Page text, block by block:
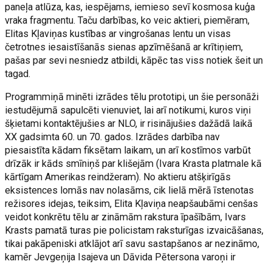
paneļa atlūza, kas, iespējams, iemieso sevī kosmosa kuģa
vraka fragmentu. Taču darbības, ko veic aktieri, piemēram,
Elitas Kļaviņas kustības ar vingrošanas lentu un visas
četrotnes iesaistīšanās sienas apzīmēšanā ar krītiņiem,
pašas par sevi nesniedz atbildi, kāpēc tas viss notiek šeit un
tagad.
Programmiņā minēti izrādes tēlu prototipi, un šie personāži
iestudējumā sapulcēti vienuviet, lai arī notikumi, kuros viņi
šķietami kontaktējušies ar NLO, ir risinājušies dažādā laikā
XX gadsimta 60. un 70. gados. Izrādes darbība nav
piesaistīta kādam fiksētam laikam, un arī kostīmos varbūt
drīzāk ir kāds smīniņš par klišejām (Ivara Krasta platmale kā
kārtīgam Amerikas reindžeram). No aktieru atšķirīgās
eksistences lomās nav nolasāms, cik lielā mērā īstenotas
režisores idejas, teiksim, Elita Kļaviņa neapšaubāmi cenšas
veidot konkrētu tēlu ar zināmām rakstura īpašībām, Ivars
Krasts pamatā turas pie policistam raksturīgas izvaicāšanas,
tikai pakāpeniski atklājot arī savu sastapšanos ar nezināmo,
kamēr Jevgeņija Isajeva un Dāvida Pētersona varoņi ir